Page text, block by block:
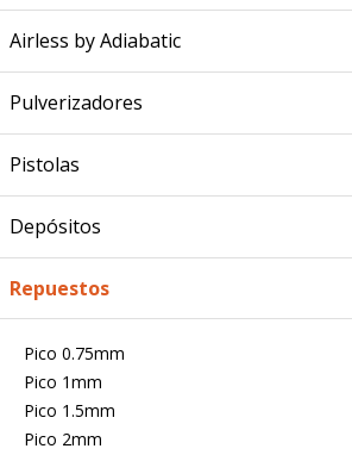
Airless by Adiabatic
Pulverizadores
Pistolas
Depósitos
Repuestos
Pico 0.75mm
Pico 1mm
Pico 1.5mm
Pico 2mm